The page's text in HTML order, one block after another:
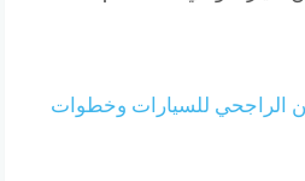
الراجحي للسيارات وخطوات